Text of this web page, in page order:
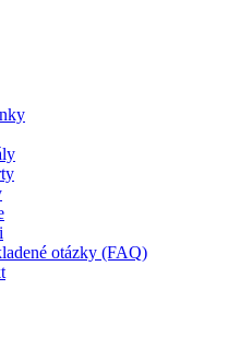
otázky (FAQ)